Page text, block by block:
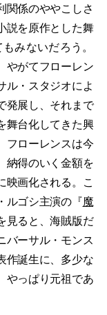
関係のややこしさ
説を原作とした舞
みないだろう。
やがてフローレン
ル・スタジオによ
発展し、それまで
舞台化してきた興
フローレンスは今
納得のいく金額を
映画化される。こ
ルゴシ主演の『魔
見ると、海賊版だ
バーサル・モンス
作誕生に、多少な
やっぱり元祖であ